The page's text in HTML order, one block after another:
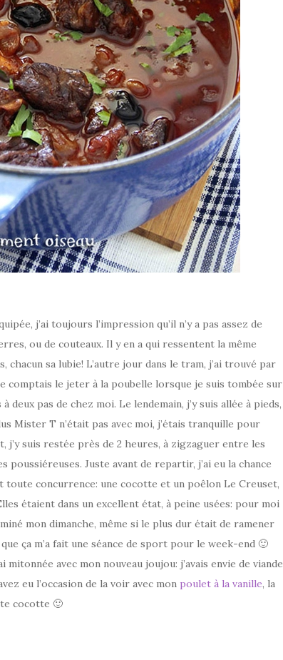
j’ai toujours l’impression qu’il n’y a pas assez de
ou de couteaux. Il y en a qui ressentent la même
chacun sa lubie! L’autre jour dans le tram, j’ai trouvé par
comptais le jeter à la poubelle lorsque je suis tombée sur
pas de chez moi. Le lendemain, j’y suis allée à pieds,
Mister T n’était pas avec moi, j’étais tranquille pour
suis restée près de 2 heures, à zigzaguer entre les
Juste avant de repartir, j’ai eu la chance
concurrence: une cocotte et un poêlon Le Creuset,
étaient dans un excellent état, à peine usées: pour moi
mon dimanche, même si le plus dur était de ramener
ça m’a fait une séance de sport pour le week-end 🙂
avec mon nouveau joujou: j’avais envie de viande
eu l’occasion de la voir avec mon poulet à la vanille, la
cocotte 🙂